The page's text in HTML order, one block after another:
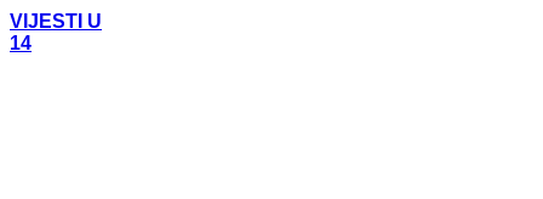
VIJESTI U
14